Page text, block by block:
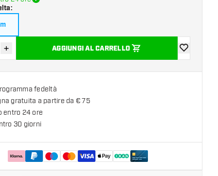
:
quantità
Aumenta quantità
+ AGGIUNGI AL CARRELLO
aggiungi
fedeltà
gratuita a partire da € 75
entro 24 ore
30 giorni